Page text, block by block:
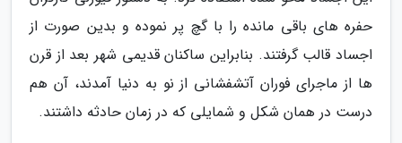
حفره های باقی مانده را با گچ پر نموده و بدین صورت از
اجساد قالب گرفتند. بنابراین ساکنان قدیمی شهر بعد از قرن
ها از ماجرای فوران آتشفشانی از نو به دنیا آمدند، آن هم
درست در همان شکل و شمایلی که در زمان حادثه داشتند.